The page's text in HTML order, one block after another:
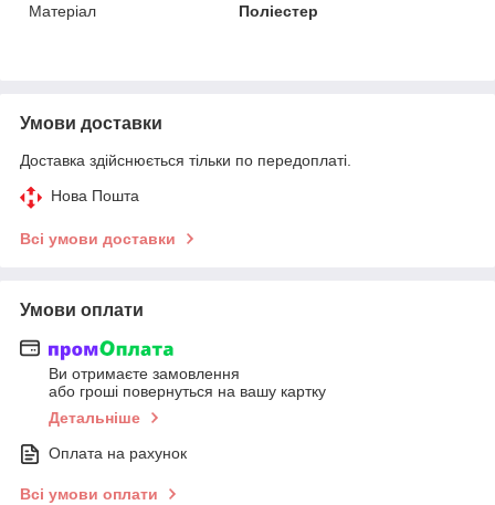
Матеріал
Поліестер
Умови доставки
Доставка здійснюється тільки по передоплаті.
Нова Пошта
Всі умови доставки
Умови оплати
Ви отримаєте замовлення
або гроші повернуться на вашу картку
Детальніше
Оплата на рахунок
Всі умови оплати